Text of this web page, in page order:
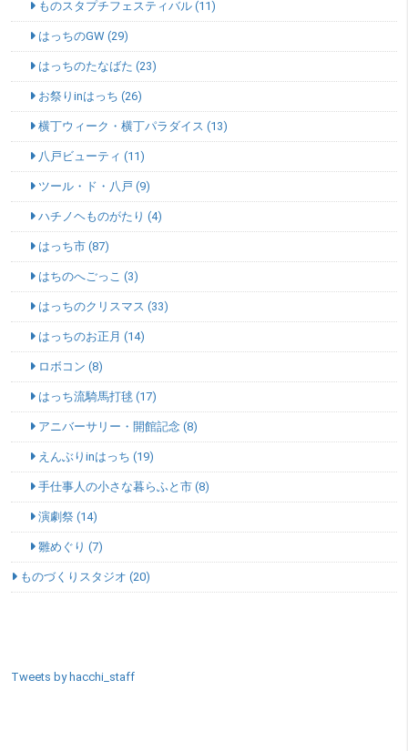
ものスタプチフェスティバル (11)
はっちのGW (29)
はっちのたなばた (23)
お祭りinはっち (26)
横丁ウィーク・横丁パラダイス (13)
八戸ビューティ (11)
ツール・ド・八戸 (9)
ハチノヘものがたり (4)
はっち市 (87)
はちのへごっこ (3)
はっちのクリスマス (33)
はっちのお正月 (14)
ロボコン (8)
はっち流騎馬打毬 (17)
アニバーサリー・開館記念 (8)
えんぶりinはっち (19)
手仕事人の小さな暮らふと市 (8)
演劇祭 (14)
雛めぐり (7)
ものづくりスタジオ (20)
Tweets by hacchi_staff